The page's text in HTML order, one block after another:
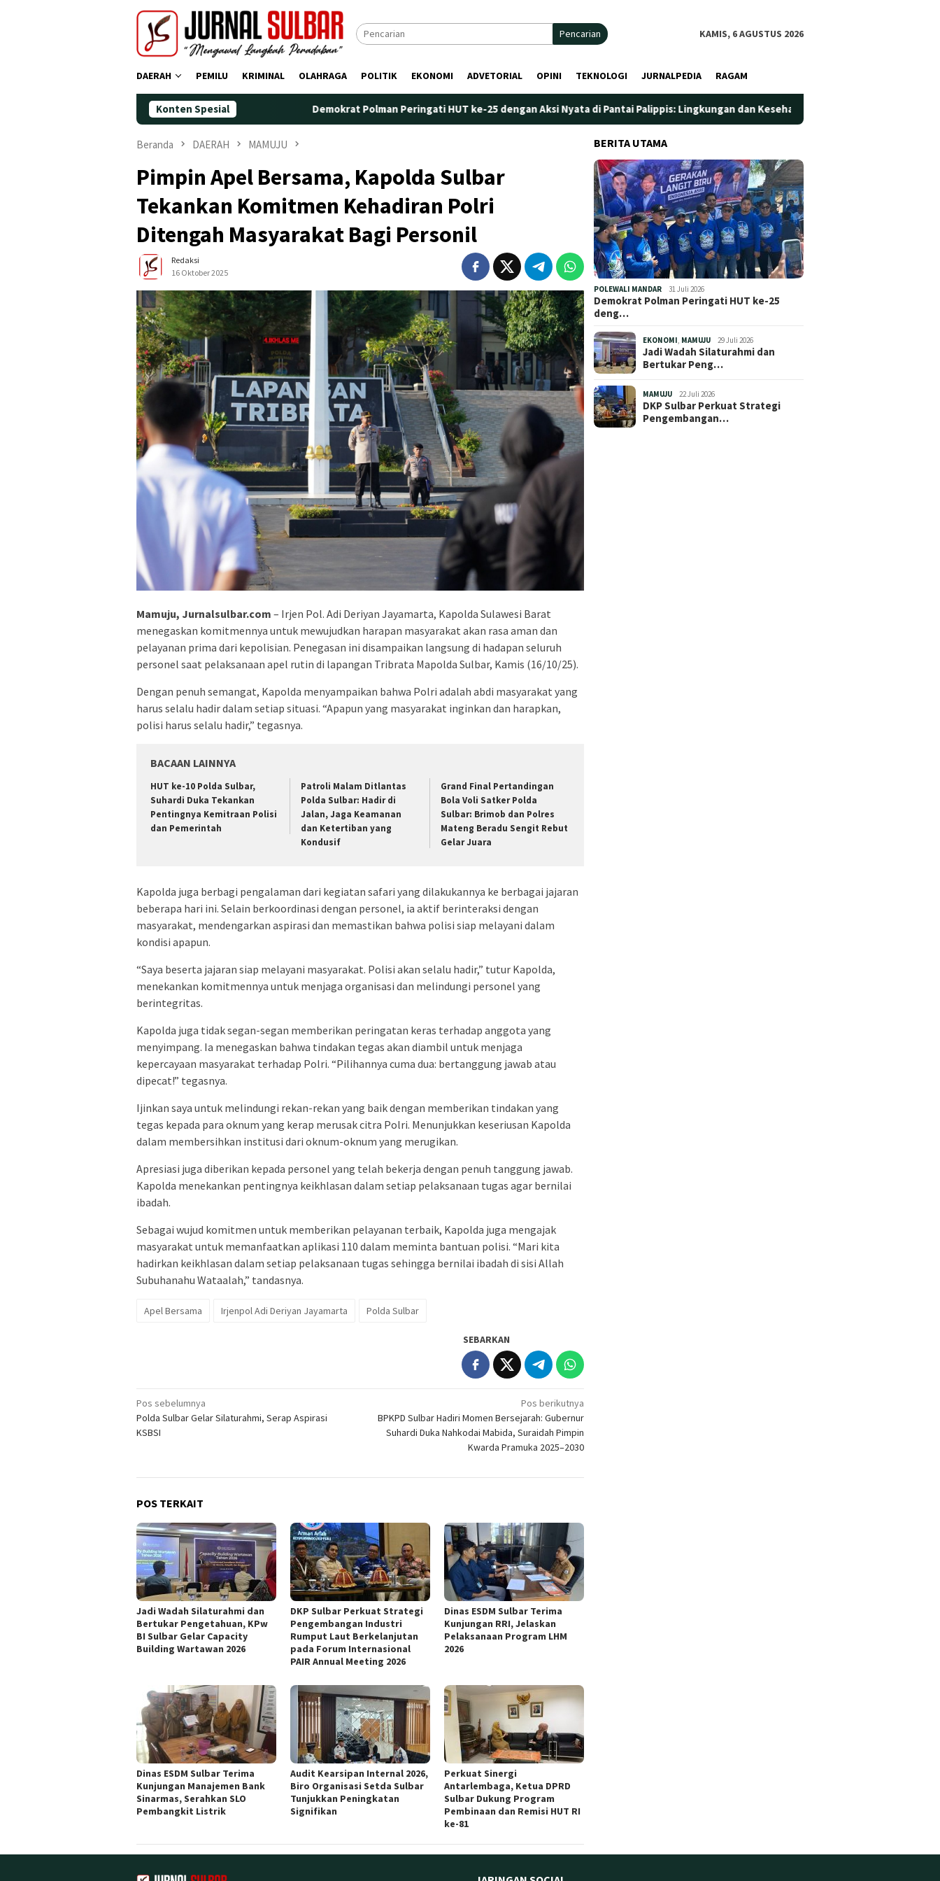
Pencarian KAMIS, 6 AGUSTUS 2026
DAERAH PEMILU KRIMINAL OLAHRAGA POLITIK EKONOMI ADVETORIAL OPINI TEKNOLOGI JURNALPEDIA RAGAM
Konten Spesial Demokrat Polman Peringati HUT ke-25 dengan Aksi Nyata di Pantai Palippis: Lingkungan dan Kesehatan Jadi Prioritas
Beranda DAERAH MAMUJU
Pimpin Apel Bersama, Kapolda Sulbar
Tekankan Komitmen Kehadiran Polri
Ditengah Masyarakat Bagi Personil
Redaksi
16 Oktober 2025
Mamuju, Jurnalsulbar.com – Irjen Pol. Adi Deriyan Jayamarta, Kapolda Sulawesi Barat
menegaskan komitmennya untuk mewujudkan harapan masyarakat akan rasa aman dan
pelayanan prima dari kepolisian. Penegasan ini disampaikan langsung di hadapan seluruh
personel saat pelaksanaan apel rutin di lapangan Tribrata Mapolda Sulbar, Kamis (16/10/25).
Dengan penuh semangat, Kapolda menyampaikan bahwa Polri adalah abdi masyarakat yang
harus selalu hadir dalam setiap situasi. “Apapun yang masyarakat inginkan dan harapkan,
polisi harus selalu hadir,” tegasnya.
BACAAN LAINNYA
HUT ke-10 Polda Sulbar,
Suhardi Duka Tekankan
Pentingnya Kemitraan Polisi
dan Pemerintah
Patroli Malam Ditlantas
Polda Sulbar: Hadir di
Jalan, Jaga Keamanan
dan Ketertiban yang
Kondusif
Grand Final Pertandingan
Bola Voli Satker Polda
Sulbar: Brimob dan Polres
Mateng Beradu Sengit Rebut
Gelar Juara
Kapolda juga berbagi pengalaman dari kegiatan safari yang dilakukannya ke berbagai jajaran
beberapa hari ini. Selain berkoordinasi dengan personel, ia aktif berinteraksi dengan
masyarakat, mendengarkan aspirasi dan memastikan bahwa polisi siap melayani dalam
kondisi apapun.
“Saya beserta jajaran siap melayani masyarakat. Polisi akan selalu hadir,” tutur Kapolda,
menekankan komitmennya untuk menjaga organisasi dan melindungi personel yang
berintegritas.
Kapolda juga tidak segan-segan memberikan peringatan keras terhadap anggota yang
menyimpang. Ia menegaskan bahwa tindakan tegas akan diambil untuk menjaga
kepercayaan masyarakat terhadap Polri. “Pilihannya cuma dua: bertanggung jawab atau
dipecat!” tegasnya.
Ijinkan saya untuk melindungi rekan-rekan yang baik dengan memberikan tindakan yang
tegas kepada para oknum yang kerap merusak citra Polri. Menunjukkan keseriusan Kapolda
dalam membersihkan institusi dari oknum-oknum yang merugikan.
Apresiasi juga diberikan kepada personel yang telah bekerja dengan penuh tanggung jawab.
Kapolda menekankan pentingnya keikhlasan dalam setiap pelaksanaan tugas agar bernilai
ibadah.
Sebagai wujud komitmen untuk memberikan pelayanan terbaik, Kapolda juga mengajak
masyarakat untuk memanfaatkan aplikasi 110 dalam meminta bantuan polisi. “Mari kita
hadirkan keikhlasan dalam setiap pelaksanaan tugas sehingga bernilai ibadah di sisi Allah
Subuhanahu Wataalah,” tandasnya.
Apel Bersama Irjenpol Adi Deriyan Jayamarta Polda Sulbar
SEBARKAN
Navigasi
pos
Pos sebelumnya
Polda Sulbar Gelar Silaturahmi, Serap Aspirasi
KSBSI
Pos berikutnya
BPKPD Sulbar Hadiri Momen Bersejarah: Gubernur
Suhardi Duka Nahkodai Mabida, Suraidah Pimpin
Kwarda Pramuka 2025–2030
POS TERKAIT
Jadi Wadah Silaturahmi dan
Bertukar Pengetahuan, KPw
BI Sulbar Gelar Capacity
Building Wartawan 2026
DKP Sulbar Perkuat Strategi
Pengembangan Industri
Rumput Laut Berkelanjutan
pada Forum Internasional
PAIR Annual Meeting 2026
Dinas ESDM Sulbar Terima
Kunjungan RRI, Jelaskan
Pelaksanaan Program LHM
2026
Dinas ESDM Sulbar Terima
Kunjungan Manajemen Bank
Sinarmas, Serahkan SLO
Pembangkit Listrik
Audit Kearsipan Internal 2026,
Biro Organisasi Setda Sulbar
Tunjukkan Peningkatan
Signifikan
Perkuat Sinergi
Antarlembaga, Ketua DPRD
Sulbar Dukung Program
Pembinaan dan Remisi HUT RI
ke-81
BERITA UTAMA
POLEWALI MANDAR 31 Juli 2026
Demokrat Polman Peringati HUT ke-25
deng…
EKONOMI MAMUJU 29 Juli 2026
Jadi Wadah Silaturahmi dan
Bertukar Peng…
MAMUJU 22 Juli 2026
DKP Sulbar Perkuat Strategi
Pengembangan…